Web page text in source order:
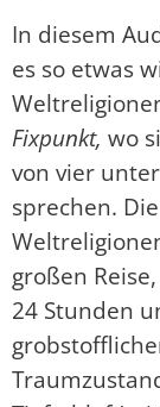
In diesem
es so etwas
Fixpunkt, wo
von vier
sprechen.
großen
24 Stunden